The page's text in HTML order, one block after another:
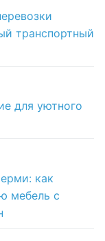
транспортный
для уютного
как
мебель с